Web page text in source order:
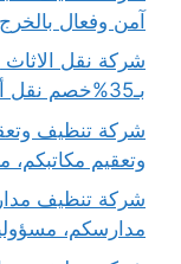
آمن وفعال بالخرج 100%اتصل بنا الان
شركة نقل الاثاث
بـ35%خصم نقل أثاثك بأمان وسهولة اتصل بنا الان
وتعقيم مكاتبكم،
مدارسكم،